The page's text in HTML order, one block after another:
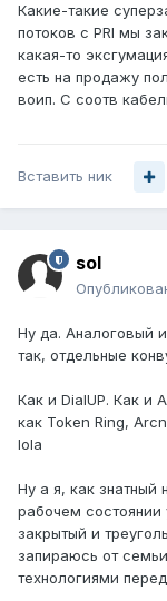
Какие-такие
потоков с PRI мы
какая-то
есть на продажу
воип. С соотв
Вставить ник
sol
Ну да. Аналоговый
так, отдельные
Как и DialUP. Как и
как Token Ring,
Iola
Ну а я, как знатный
рабочем состоянии
закрытый и
запираюсь от
технологиями